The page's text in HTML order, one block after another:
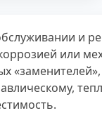
и
или